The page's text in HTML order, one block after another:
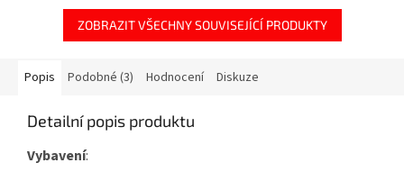
ZOBRAZIT VŠECHNY SOUVISEJÍCÍ PRODUKTY
Popis Podobné (3) Hodnocení Diskuze
Detailní popis produktu
Vybavení: